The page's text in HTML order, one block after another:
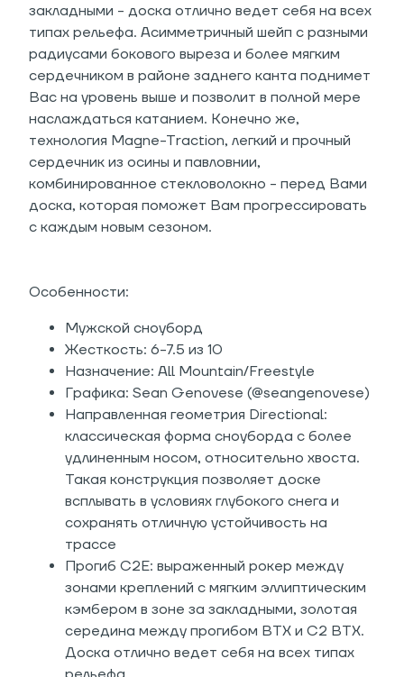
закладными - доска отлично ведет себя на всех
типах рельефа. Асимметричный шейп с разными
радиусами бокового выреза и более мягким
сердечником в районе заднего канта поднимет
Вас на уровень выше и позволит в полной мере
наслаждаться катанием. Конечно же,
технология Magne-Traction, легкий и прочный
сердечник из осины и павловнии,
комбинированное стекловолокно - перед Вами
доска, которая поможет Вам прогрессировать
с каждым новым сезоном.
Особенности:
Мужской сноуборд
Жесткость: 6-7.5 из 10
Назначение: All Mountain/Freestyle
Графика: Sean Genovese (@seangenovese)
Направленная геометрия Directional:
классическая форма сноуборда с более
удлиненным носом, относительно хвоста.
Такая конструкция позволяет доске
всплывать в условиях глубокого снега и
сохранять отличную устойчивость на
трассе
Прогиб C2E: выраженный рокер между
зонами креплений с мягким эллиптическим
кэмбером в зоне за закладными, золотая
середина между прогибом BTX и C2 BTX.
Доска отлично ведет себя на всех типах